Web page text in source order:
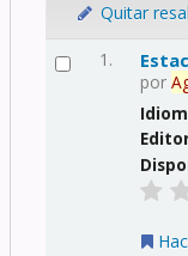
Quitar
1.
por